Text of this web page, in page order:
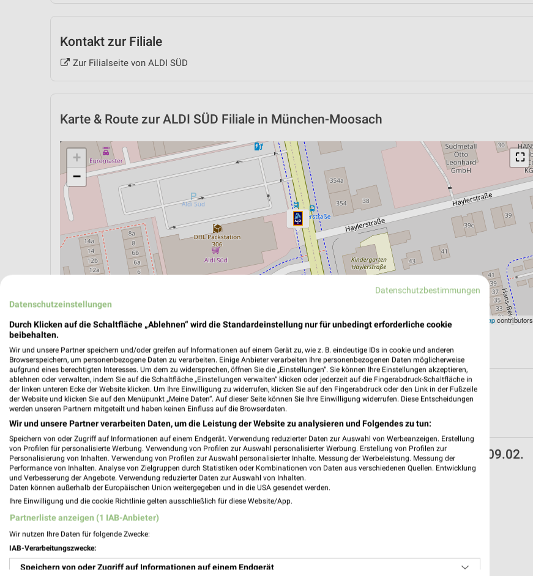
Kontakt zur Filiale
Zur Filialseite von ALDI SÜD
Karte & Route zur ALDI SÜD Filiale in München-Moosach
⛶
+
−
Leaflet |©OpenStreetMapcontributors
ÖPNV ANZEIGEN LADESÄULEN ANZEIGEN NAVIGATION MIT GOOGLE/IOS MAPS
Aktuelle Angebote in dieser Filiale
Anzahl Prospekte: 6
Letztes Prospektupdate: vor 5 Tagen
ALDI SÜD Prospekt für München ab Mo. den 09.02.
ALDI Talk
Gültig von 09. Feb. bis 01. Sep.
Datenschutzbestimmungen
Datenschutzeinstellungen
Durch Klicken auf die Schaltfläche „Ablehnen“ wird die Standardeinstellung nur für unbedingt erforderliche cookie
beibehalten.
Wir und unsere Partner speichern und/oder greifen auf Informationen auf einem Gerät zu, wie z. B. eindeutige IDs in cookie und anderen
Browserspeichern, um personenbezogene Daten zu verarbeiten. Einige Anbieter verarbeiten Ihre personenbezogenen Daten möglicherweise
aufgrund eines berechtigten Interesses. Um dem zu widersprechen, öffnen Sie die „Einstellungen“. Sie können Ihre Einstellungen akzeptieren,
ablehnen oder verwalten, indem Sie auf die Schaltfläche „Einstellungen verwalten“ klicken oder jederzeit auf die Fingerabdruck-Schaltfläche in
der linken unteren Ecke der Website klicken. Um Ihre Einwilligung zu widerrufen, klicken Sie auf den Fingerabdruck oder den Link in der Fußzeile
der Website und klicken Sie auf den Menüpunkt „Meine Daten“. Auf dieser Seite können Sie Ihre Einwilligung widerrufen. Diese Entscheidungen
werden unseren Partnern mitgeteilt und haben keinen Einfluss auf die Browserdaten.
Wir und unsere Partner verarbeiten Daten, um die Leistung der Website zu analysieren und Folgendes zu tun:
Speichern von oder Zugriff auf Informationen auf einem Endgerät. Verwendung reduzierter Daten zur Auswahl von Werbeanzeigen. Erstellung
von Profilen für personalisierte Werbung. Verwendung von Profilen zur Auswahl personalisierter Werbung. Erstellung von Profilen zur
Personalisierung von Inhalten. Verwendung von Profilen zur Auswahl personalisierter Inhalte. Messung der Werbeleistung. Messung der
Performance von Inhalten. Analyse von Zielgruppen durch Statistiken oder Kombinationen von Daten aus verschiedenen Quellen. Entwicklung
und Verbesserung der Angebote. Verwendung reduzierter Daten zur Auswahl von Inhalten.
Daten können außerhalb der Europäischen Union weitergegeben und in die USA gesendet werden.
Ihre Einwilligung und die cookie Richtlinie gelten ausschließlich für diese Website/App.
Partnerliste anzeigen (1 IAB-Anbieter)
Wir nutzen Ihre Daten für folgende Zwecke:
IAB-Verarbeitungszwecke:
Speichern von oder Zugriff auf Informationen auf einem Endgerät